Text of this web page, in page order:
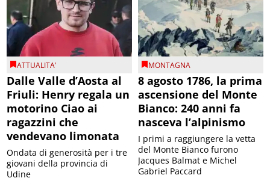
ATTUALITA'
Dalle Valle d’Aosta al
Friuli: Henry regala un
motorino Ciao ai
ragazzini che
vendevano limonata
Ondata di generosità per i tre
giovani della provincia di
Udine
MONTAGNA
8 agosto 1786, la prima
ascensione del Monte
Bianco: 240 anni fa
nasceva l’alpinismo
I primi a raggiungere la vetta
del Monte Bianco furono
Jacques Balmat e Michel
Gabriel Paccard